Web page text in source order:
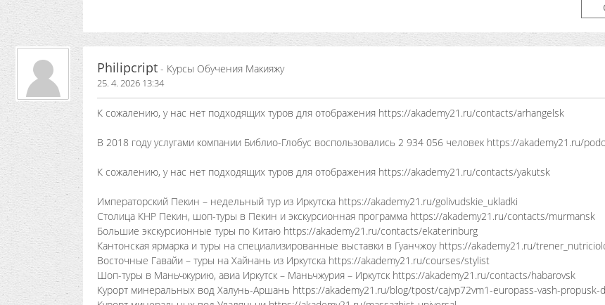
Philipcript - Курсы Обучения Макияжу
25. 4. 2026 13:34
К сожалению, у нас нет подходящих туров для отображения https://akademy21.ru/contacts/arhangelsk
В 2018 году услугами компании Библио-Глобус воспользовались 2 934 056 человек https://akademy21.ru/
К сожалению, у нас нет подходящих туров для отображения https://akademy21.ru/contacts/yakutsk
Императорский Пекин – недельный тур из Иркутска https://akademy21.ru/golivudskie_ukladki
Столица КНР Пекин, шоп-туры в Пекин и экскурсионная программа https://akademy21.ru/contacts/murmansk
Большие экскурсионные туры по Китаю https://akademy21.ru/contacts/ekaterinburg
Кантонская ярмарка и туры на специализированные выставки в Гуанчжоу https://akademy21.ru/
Восточные Гавайи – туры на Хайнань из Иркутска https://akademy21.ru/courses/stylist
Шоп-туры в Маньчжурию, авиа Иркутск – Маньчжурия – Иркутск https://akademy21.ru/contacts/habarovsk
Курорт минеральных вод Халунь-Аршань https://akademy21.ru/blog/tpost/cajvp72vm1-europass-vash-propusk-